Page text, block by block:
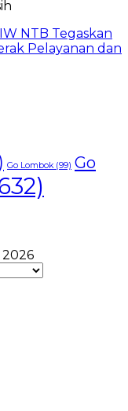
NTB Tegaskan
Pelayanan dan
Go Lombok(99) Go
2026